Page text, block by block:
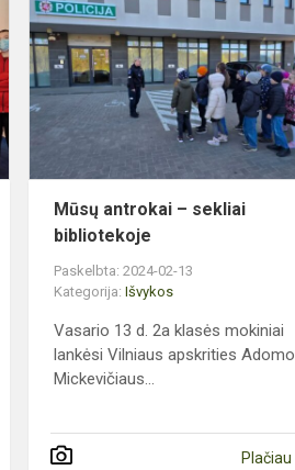
parodoje
,,Karjera
ir
studijos
Lietuvoje
2024'...
Mūsų antrokai – sekliai
bibliotekoje
Paskelbta: 2024-02-13
Kategorija:Išvykos
Vasario 13 d. 2a klasės mokiniai
lankėsi Vilniaus apskrities Adomo
Mickevičiaus...
Plačiau